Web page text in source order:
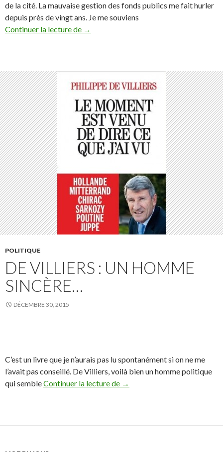
de la cité. La mauvaise gestion des fonds publics me fait hurler
depuis près de vingt ans. Je me souviens
Continuer la lecture de « Nous Citoyens » : une belle aventure !
→
POLITIQUE
DE VILLIERS : UN HOMME
SINCÈRE…
DÉCEMBRE 30, 2015
C’est un livre que je n’aurais pas lu spontanément si on ne me
l’avait pas conseillé. De Villiers, voilà bien un homme politique
qui sembleContinuer la lecture de De Villiers : un homme
→